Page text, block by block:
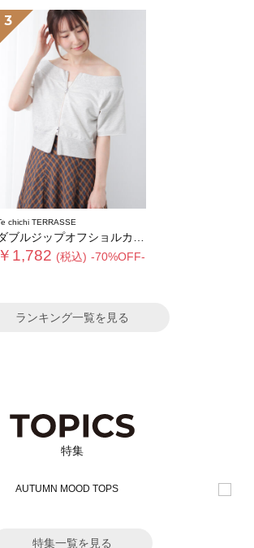
3
chichi TERRASSE
ブルジップオフショルカットトップス
￥1,782 (税込) -70%OFF-
ランキング一覧を見る
特集
特集一覧を見る